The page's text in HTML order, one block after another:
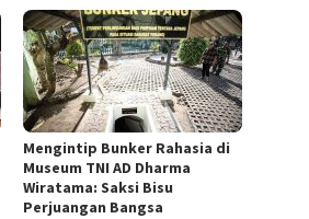
Mengintip Bunker Rahasia di
Museum TNI AD Dharma
Wiratama: Saksi Bisu
Perjuangan Bangsa